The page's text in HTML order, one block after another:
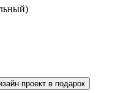
проект в подарок